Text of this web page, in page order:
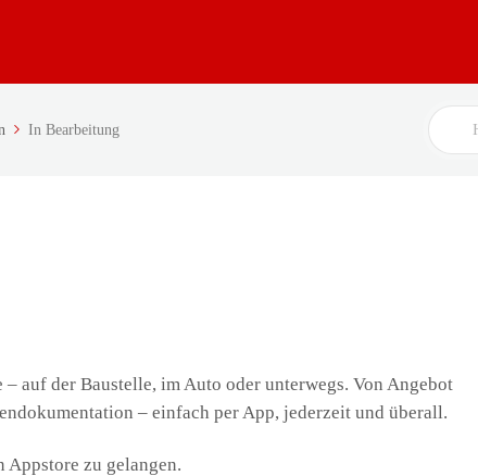
In Bearbeitung
Search
For
auf der Baustelle, im Auto oder unterwegs. Von Angebot
– einfach per App, jederzeit und überall.
zu gelangen.